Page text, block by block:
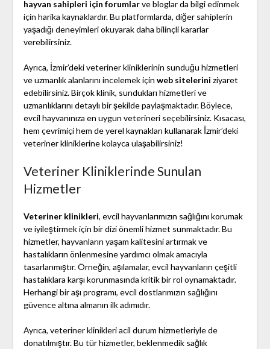
hayvan sahipleri için forumlarve bloglar da bilgi edinmek
için harika kaynaklardır. Bu platformlarda, diğer sahiplerin
yaşadığı deneyimleri okuyarak daha bilinçli kararlar
verebilirsiniz.
Ayrıca, İzmir’deki veteriner kliniklerinin sunduğu hizmetleri
ve uzmanlık alanlarını incelemek için web sitelerini ziyaret
edebilirsiniz. Birçok klinik, sundukları hizmetleri ve
uzmanlıklarını detaylı bir şekilde paylaşmaktadır. Böylece,
evcil hayvanınıza en uygun veterineri seçebilirsiniz. Kısacası,
hem çevrimiçi hem de yerel kaynakları kullanarak İzmir’deki
veteriner kliniklerine kolayca ulaşabilirsiniz!
Veteriner Kliniklerinde Sunulan
Hizmetler
Veteriner klinikleri, evcil hayvanlarımızın sağlığını korumak
ve iyileştirmek için bir dizi önemli hizmet sunmaktadır. Bu
hizmetler, hayvanların yaşam kalitesini artırmak ve
hastalıkların önlenmesine yardımcı olmak amacıyla
tasarlanmıştır. Örneğin, aşılamalar, evcil hayvanların çeşitli
hastalıklara karşı korunmasında kritik bir rol oynamaktadır.
Herhangi bir aşı programı, evcil dostlarımızın sağlığını
güvence altına almanın ilk adımıdır.
Ayrıca, veteriner klinikleri acil durum hizmetleriyle de
donatılmıştır. Bu tür hizmetler, beklenmedik sağlık